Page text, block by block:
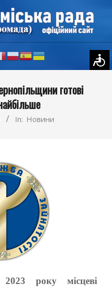
готові
In: Новини
року місцеві